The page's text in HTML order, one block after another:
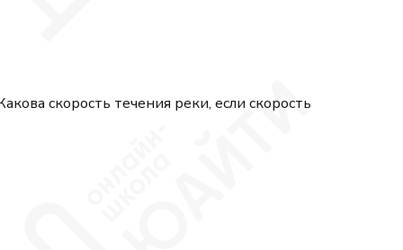
скорость течения реки, если скорость